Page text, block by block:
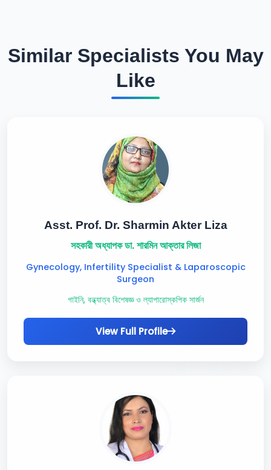
Similar Specialists You May
Like
Asst. Prof. Dr. Sharmin Akter Liza
সহকারী অধ্যাপক ডা. শারমিন আক্তার লিজা
Gynecology, Infertility Specialist & Laparoscopic
Surgeon
গাইনি, বন্ধ্যাত্ব বিশেষজ্ঞ ও ল্যাপারোস্কপিক সার্জন
View Full Profile